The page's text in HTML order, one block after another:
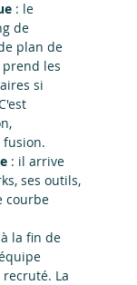
: le
de
plan de
les
si
: il arrive
ses outils,
courbe
la fin de
La